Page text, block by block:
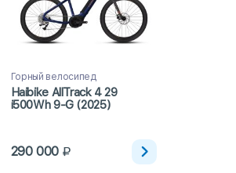
Горный велосипед
Haibike AllTrack 4 29
i500Wh 9-G (2025)
290 000